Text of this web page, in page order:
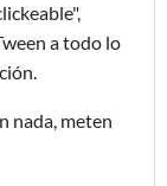
a todo lo
nada, meten